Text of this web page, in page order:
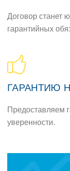
Договор станет
гарантийных
ГАРАНТИЮ
Предоставляем
уверенности.